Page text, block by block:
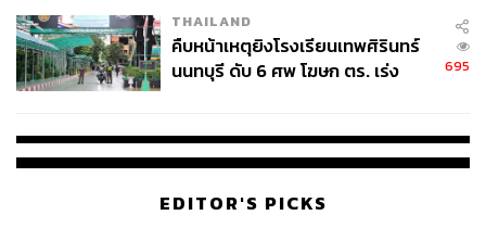
THAILAND
คืบหน้าเหตุยิงโรงเรียนเทพศิรินทร์
นนทบุรี ดับ 6 ศพ โฆษก ตร. เร่ง
695
EDITOR'S PICKS